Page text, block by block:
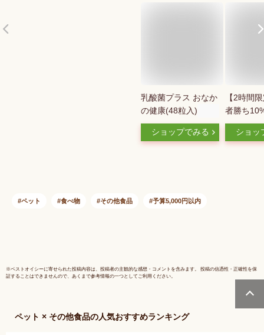
乳酸菌プラス おなか
の健康(48粒入)
ショップでみる
【2時間
者勝ち
ポン配布
クトバラ
ショッ
ペット 食べ物 その他食品 予算5,000円以内
※ベストオイシーに寄せられた投稿内容は、投稿者の主観的な感想・コメントを含みます。 投稿の信憑性・正確性を保
証することはできませんので、あくまで参考情報の一つとしてご利用ください。
ペット × その他食品の人気おすすめランキング